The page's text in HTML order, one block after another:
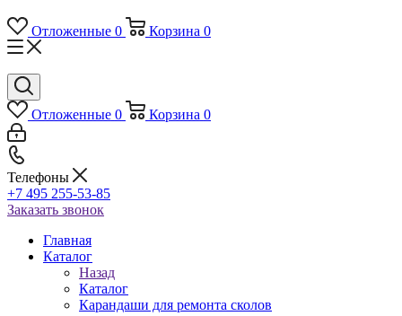
Отложенные 0 Корзина 0
Отложенные 0 Корзина 0
Телефоны
+7 495 255-53-85
Заказать звонок
Главная
Каталог
Назад
Каталог
Карандаши для ремонта сколов